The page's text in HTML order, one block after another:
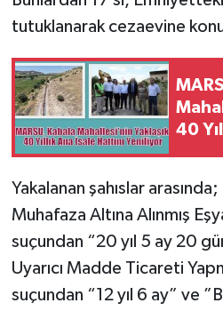
tutuklanarak cezaevine
40
Yakalanan şahıslar
Muhafaza Altına Alınmış
suçundan “20 yıl 5 ay 20
Uyarıcı Madde Ticareti
suçundan “12 yıl 6 ay” ve